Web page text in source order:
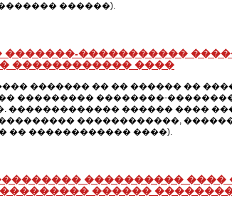
������).
�����������
������������ ����
������� �� �� ������ ��
��������� ��������-
������������� ������ ����
������������,
�� ������������ ����).
���������� ����
������